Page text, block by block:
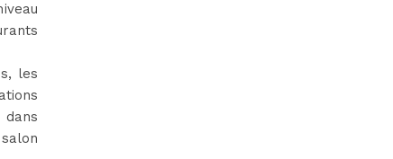
les